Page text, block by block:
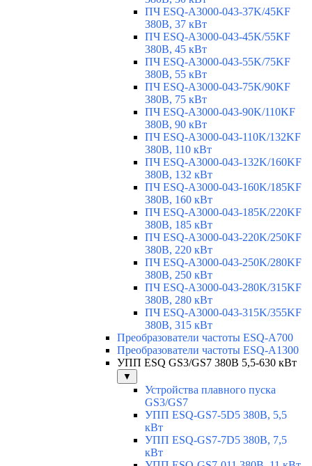
ПЧ ESQ-A3000-043-37K/45KF
380В, 37 кВт
ПЧ ESQ-A3000-043-45K/55KF
380В, 45 кВт
ПЧ ESQ-A3000-043-55K/75KF
380В, 55 кВт
ПЧ ESQ-A3000-043-75K/90KF
380В, 75 кВт
ПЧ ESQ-A3000-043-90K/110KF
380В, 90 кВт
ПЧ ESQ-A3000-043-110K/132KF
380В, 110 кВт
ПЧ ESQ-A3000-043-132K/160KF
380В, 132 кВт
ПЧ ESQ-A3000-043-160K/185KF
380В, 160 кВт
ПЧ ESQ-A3000-043-185K/220KF
380В, 185 кВт
ПЧ ESQ-A3000-043-220K/250KF
380В, 220 кВт
ПЧ ESQ-A3000-043-250K/280KF
380В, 250 кВт
ПЧ ESQ-A3000-043-280K/315KF
380В, 280 кВт
ПЧ ESQ-A3000-043-315K/355KF
380В, 315 кВт
Преобразователи частоты ESQ-A700
Преобразователи частоты ESQ-A1300
УПП ESQ GS3/GS7 380В 5,5-630 кВт
▼
Устройства плавного пуска
GS3/GS7
УПП ESQ-GS7-5D5 380В, 5,5
кВт
УПП ESQ-GS7-7D5 380В, 7,5
кВт